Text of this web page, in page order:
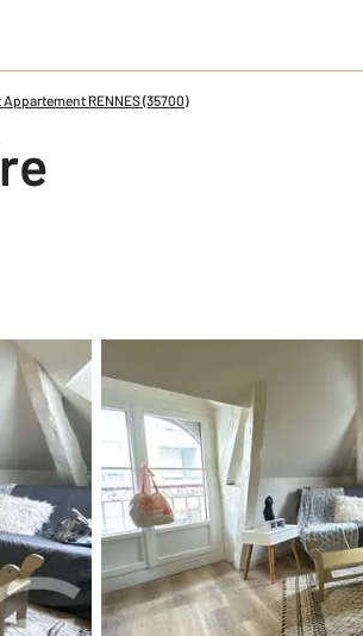
RENNES (35700)